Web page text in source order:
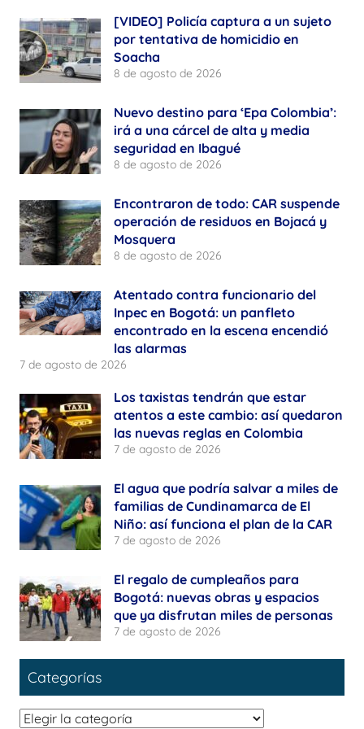
[VIDEO] Policía captura a un sujeto
por tentativa de homicidio en
Soacha
8 de agosto de 2026
Nuevo destino para ‘Epa Colombia’:
irá a una cárcel de alta y media
seguridad en Ibagué
8 de agosto de 2026
Encontraron de todo: CAR suspende
operación de residuos en Bojacá y
Mosquera
8 de agosto de 2026
Atentado contra funcionario del
Inpec en Bogotá: un panfleto
encontrado en la escena encendió
las alarmas
7 de agosto de 2026
Los taxistas tendrán que estar
atentos a este cambio: así quedaron
las nuevas reglas en Colombia
7 de agosto de 2026
El agua que podría salvar a miles de
familias de Cundinamarca de El
Niño: así funciona el plan de la CAR
7 de agosto de 2026
El regalo de cumpleaños para
Bogotá: nuevas obras y espacios
que ya disfrutan miles de personas
7 de agosto de 2026
Categorías
Categorías